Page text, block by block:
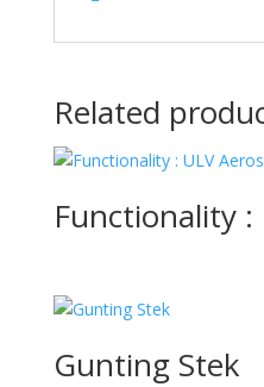
Related
Functionality :
Gunting Stek